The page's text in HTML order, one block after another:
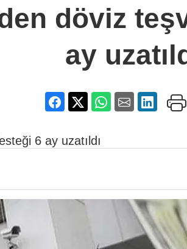
döviz
ay
6 ay uzatıldı